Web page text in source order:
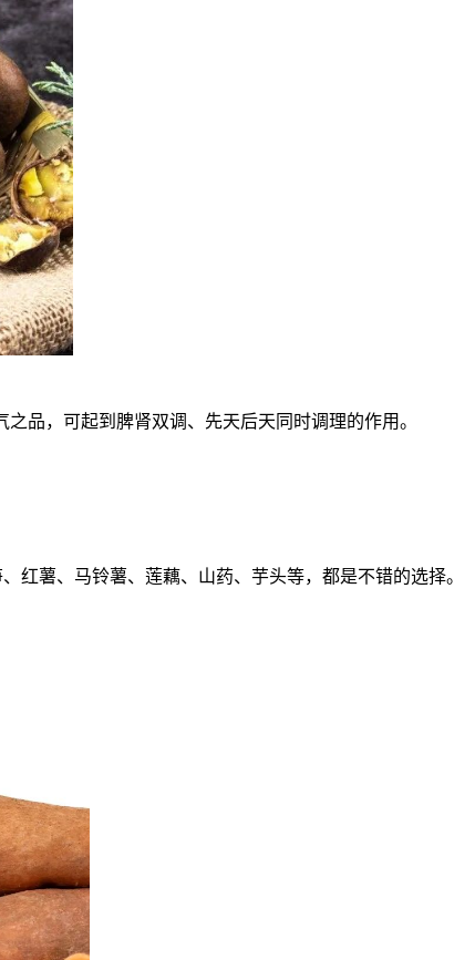
品，可起到脾肾双调、先天后天同时调理的作用。
红薯、马铃薯、莲藕、山药、芋头等，都是不错的选择。